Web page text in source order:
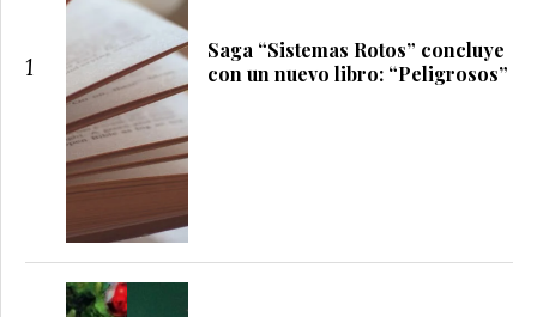
1
Saga “Sistemas Rotos” concluye
con un nuevo libro: “Peligrosos”